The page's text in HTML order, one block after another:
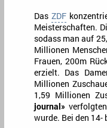
Das ZDF
Meisterschaften.
sodass man auf
Millionen
Frauen, 200m
erzielt. Das
Millionen
1,59 Millionen
journal»
wurde. Bei den